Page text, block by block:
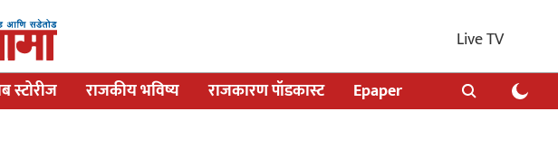
Live TV
स्टोरीज राजकीय भविष्य राजकारण पॉडकास्ट Epaper